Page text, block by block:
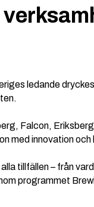
ledande
Falcon,
med innovation
tillfällen – från
programmet